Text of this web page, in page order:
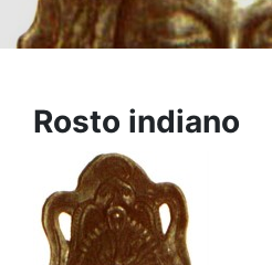
Rosto indiano